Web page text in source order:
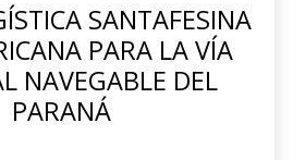
SANTAFESINA
PARA LA VÍA
NAVEGABLE DEL
PARANÁ